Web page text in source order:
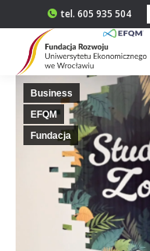
tel. 605 935 504
Business
EFQM
Fundacja